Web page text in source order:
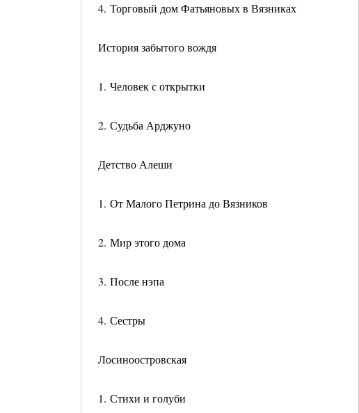
4. Торговый дом Фатьяновых в Вязниках
История забытого вождя
1. Человек с открытки
2. Судьба Арджуно
Детство Алеши
1. От Малого Петрина до Вязников
2. Мир этого дома
3. После нэпа
4. Сестры
Лосиноостровская
1. Стихи и голуби